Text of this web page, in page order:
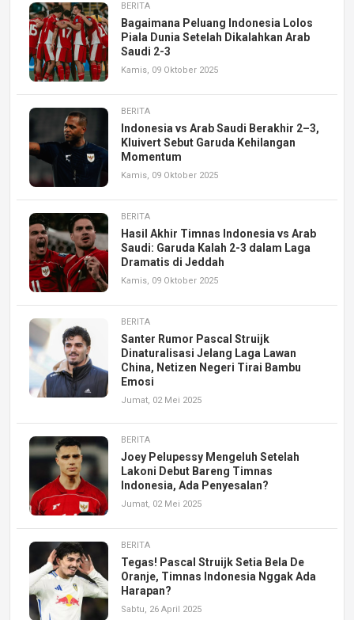
BERITA
Bagaimana Peluang Indonesia Lolos
Piala Dunia Setelah Dikalahkan Arab
Saudi 2-3
Kamis, 09 Oktober 2025
BERITA
Indonesia vs Arab Saudi Berakhir 2–3,
Kluivert Sebut Garuda Kehilangan
Momentum
Kamis, 09 Oktober 2025
BERITA
Hasil Akhir Timnas Indonesia vs Arab
Saudi: Garuda Kalah 2-3 dalam Laga
Dramatis di Jeddah
Kamis, 09 Oktober 2025
BERITA
Santer Rumor Pascal Struijk
Dinaturalisasi Jelang Laga Lawan
China, Netizen Negeri Tirai Bambu
Emosi
Jumat, 02 Mei 2025
BERITA
Joey Pelupessy Mengeluh Setelah
Lakoni Debut Bareng Timnas
Indonesia, Ada Penyesalan?
Jumat, 02 Mei 2025
BERITA
Tegas! Pascal Struijk Setia Bela De
Oranje, Timnas Indonesia Nggak Ada
Harapan?
Sabtu, 26 April 2025